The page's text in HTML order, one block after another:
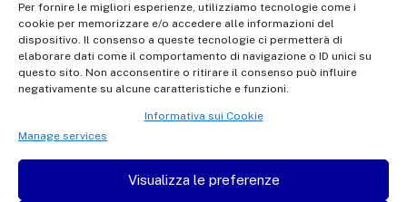
Per fornire le migliori esperienze, utilizziamo tecnologie come i
cookie per memorizzare e/o accedere alle informazioni del
dispositivo. Il consenso a queste tecnologie ci permetterà di
elaborare dati come il comportamento di navigazione o ID unici su
questo sito. Non acconsentire o ritirare il consenso può influire
negativamente su alcune caratteristiche e funzioni.
Informativa sui Cookie
Manage services
Visualizza le preferenze
| REA n. RM- 949207 | © Rai Com 2026 - Tutti i diritti riservati
Privacy policy Registration